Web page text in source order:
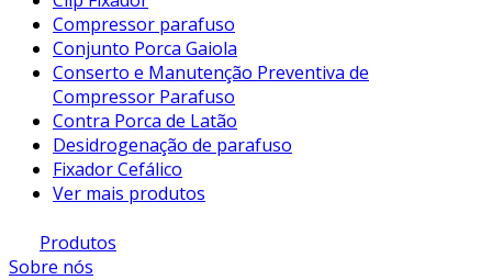
Compressor parafuso
Conjunto Porca Gaiola
Conserto e Manutenção Preventiva de
Compressor Parafuso
Contra Porca de Latão
Desidrogenação de parafuso
Fixador Cefálico
Ver mais produtos
Produtos
Sobre nós